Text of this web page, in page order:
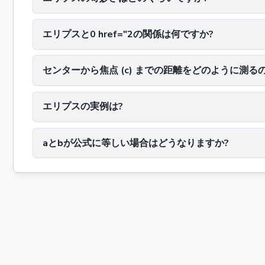
エリプスと0 href="2の関係は何ですか?
センターから焦点 (c) までの距離をどのように測る
エリプスの実例は?
aとbが公式に等しい場合はどうなりますか?